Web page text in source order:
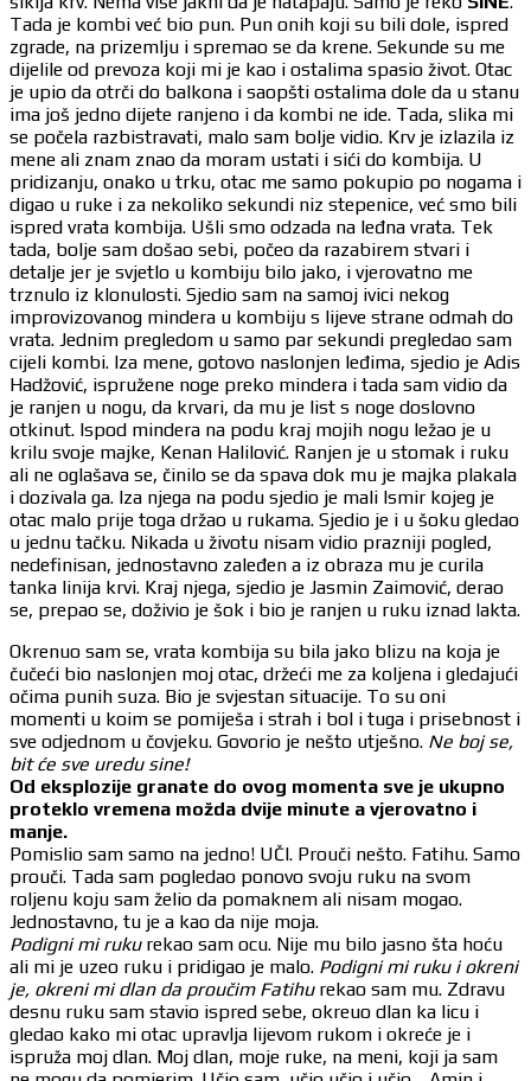
Tada je kombi već bio pun. Pun onih koji su bili dole, ispred
zgrade, na prizemlju i spremao se da krene. Sekunde su me
dijelile od prevoza koji mi je kao i ostalima spasio život. Otac
je upio da otrči do balkona i saopšti ostalima dole da u stanu
ima još jedno dijete ranjeno i da kombi ne ide. Tada, slika mi
se počela razbistravati, malo sam bolje vidio. Krv je izlazila iz
mene ali znam znao da moram ustati i sići do kombija. U
pridizanju, onako u trku, otac me samo pokupio po nogama i
digao u ruke i za nekoliko sekundi niz stepenice, već smo bili
ispred vrata kombija. Ušli smo odzada na leđna vrata. Tek
tada, bolje sam došao sebi, počeo da razabirem stvari i
detalje jer je svjetlo u kombiju bilo jako, i vjerovatno me
trznulo iz klonulosti. Sjedio sam na samoj ivici nekog
improvizovanog mindera u kombiju s lijeve strane odmah do
vrata. Jednim pregledom u samo par sekundi pregledao sam
cijeli kombi. Iza mene, gotovo naslonjen leđima, sjedio je Adis
Hadžović, ispružene noge preko mindera i tada sam vidio da
je ranjen u nogu, da krvari, da mu je list s noge doslovno
otkinut. Ispod mindera na podu kraj mojih nogu ležao je u
krilu svoje majke, Kenan Halilović. Ranjen je u stomak i ruku
ali ne oglašava se, činilo se da spava dok mu je majka plakala
i dozivala ga. Iza njega na podu sjedio je mali Ismir kojeg je
otac malo prije toga držao u rukama. Sjedio je i u šoku gledao
u jednu tačku. Nikada u životu nisam vidio prazniji pogled,
nedefinisan, jednostavno zaleđen a iz obraza mu je curila
tanka linija krvi. Kraj njega, sjedio je Jasmin Zaimović, derao
se, prepao se, doživio je šok i bio je ranjen u ruku iznad lakta.
Okrenuo sam se, vrata kombija su bila jako blizu na koja je
čučeći bio naslonjen moj otac, držeći me za koljena i gledajući
očima punih suza. Bio je svjestan situacije. To su oni
momenti u koim se pomiješa i strah i bol i tuga i prisebnost i
sve odjednom u čovjeku. Govorio je nešto utješno. Ne boj se,
bit će sve uredu sine!
Od eksplozije granate do ovog momenta sve je ukupno
proteklo vremena možda dvije minute a vjerovatno i
manje.
Pomislio sam samo na jedno! UČI. Prouči nešto. Fatihu. Samo
prouči. Tada sam pogledao ponovo svoju ruku na svom
roljenu koju sam želio da pomaknem ali nisam mogao.
Jednostavno, tu je a kao da nije moja.
Podigni mi rukurekao sam ocu. Nije mu bilo jasno šta hoću
ali mi je uzeo ruku i pridigao je malo. Podigni mi ruku i okreni
je, okreni mi dlan da proučim Fatihurekao sam mu. Zdravu
desnu ruku sam stavio ispred sebe, okreuo dlan ka licu i
gledao kako mi otac upravlja lijevom rukom i okreće je i
ispruža moj dlan. Moj dlan, moje ruke, na meni, koji ja sam